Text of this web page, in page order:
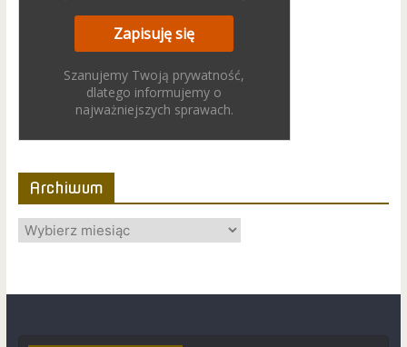
Szanujemy Twoją prywatność,
dlatego informujemy o
najważniejszych sprawach.
Archiwum